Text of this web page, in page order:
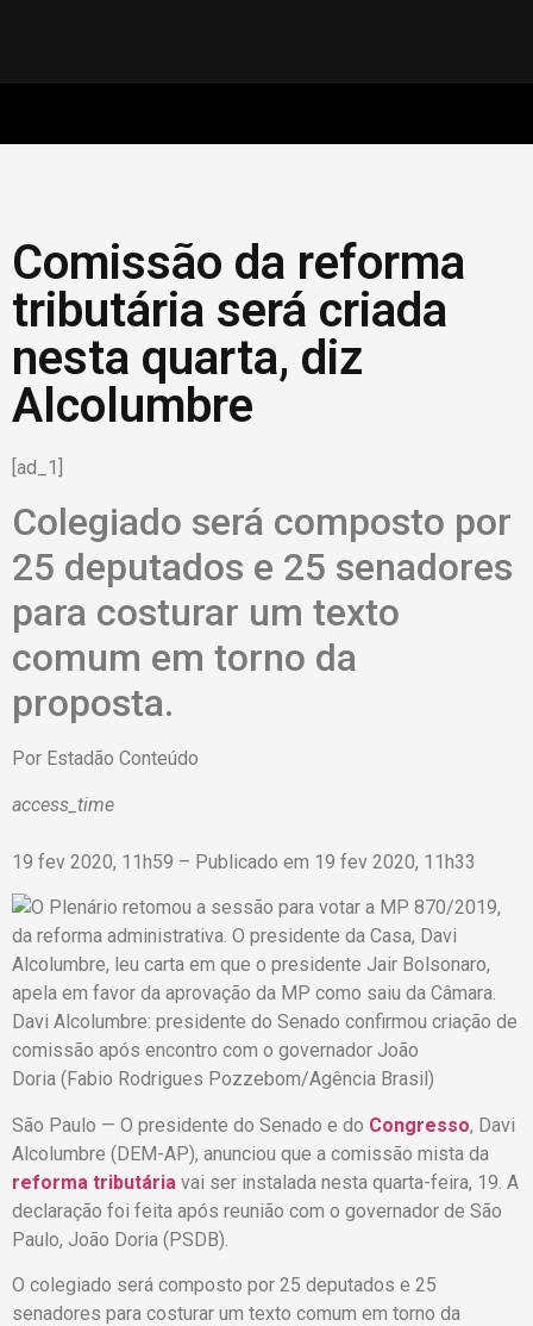
Comissão da reforma
tributária será criada
nesta quarta, diz
Alcolumbre
[ad_1]
Colegiado será composto por
25 deputados e 25 senadores
para costurar um texto
comum em torno da
proposta.
Por Estadão Conteúdo
access_time
19 fev 2020, 11h59 – Publicado em 19 fev 2020, 11h33
Davi Alcolumbre: presidente do Senado confirmou criação de
comissão após encontro com o governador João
Doria (Fabio Rodrigues Pozzebom/Agência Brasil)
São Paulo — O presidente do Senado e do Congresso, Davi
Alcolumbre (DEM-AP), anunciou que a comissão mista da
reforma tributária vai ser instalada nesta quarta-feira, 19. A
declaração foi feita após reunião com o governador de São
Paulo, João Doria (PSDB).
O colegiado será composto por 25 deputados e 25
senadores para costurar um texto comum em torno da